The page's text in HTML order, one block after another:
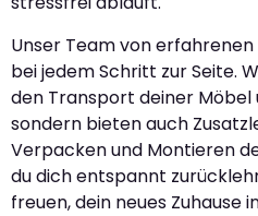
Unser Team von
bei jedem Schritt zur Seite.
den Transport deiner Möbel
sondern bieten auch
Verpacken und Montieren
du dich entspannt
freuen, dein neues Zuhause